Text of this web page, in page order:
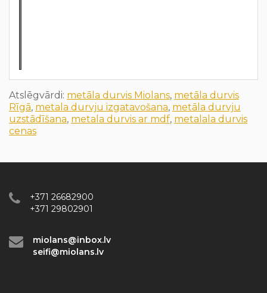
Atslēgvārdi: metāla durvis Miolans, metāla durvis
Rīgā, metala durvju izgatavošana, metāla durvju
uzstādīšana, metala durvis ar mdf, metalala durvis
cenas
+371 26682900
+371 29802901
miolans@inbox.lv
seifi@miolans.lv